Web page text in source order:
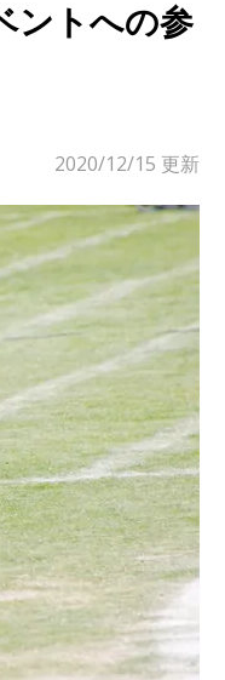
ントへの参
2020/12/15 更新